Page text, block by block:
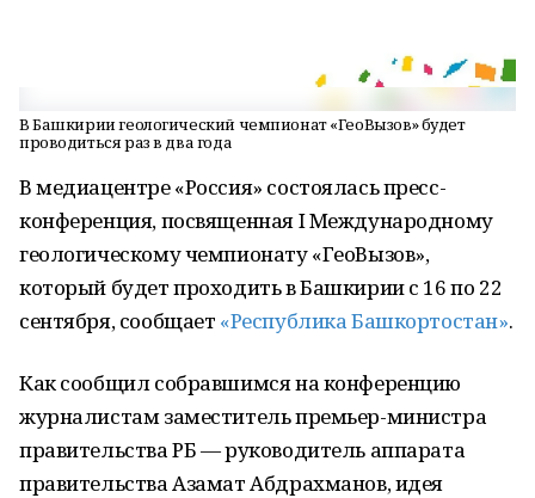
В Башкирии геологический чемпионат «ГеоВызов» будет
проводиться раз в два года
В медиацентре «Россия» состоялась пресс-
конференция, посвященная I Международному
геологическому чемпионату «ГеоВызов»,
который будет проходить в Башкирии с 16 по 22
сентября, сообщает «Республика Башкортостан».
Как сообщил собравшимся на конференцию
журналистам заместитель премьер-министра
правительства РБ — руководитель аппарата
правительства Азамат Абдрахманов, идея